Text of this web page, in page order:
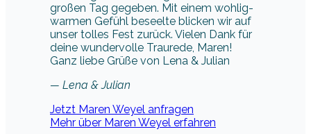
— Lena & Julian
Jetzt Maren Weyel anfragen
Mehr über Maren Weyel erfahren
Natascha Brucker